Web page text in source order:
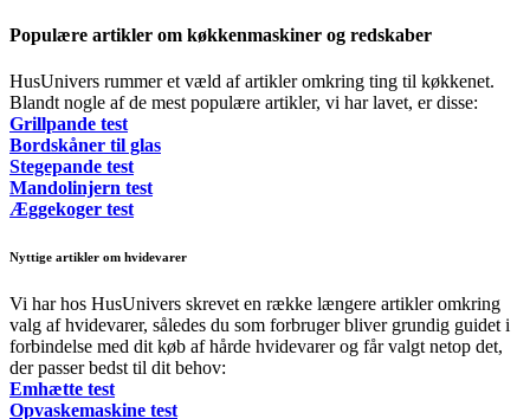
Populære artikler om køkkenmaskiner og redskaber
HusUnivers rummer et væld af artikler omkring ting til køkkenet.
Blandt nogle af de mest populære artikler, vi har lavet, er disse:
Grillpande test
Bordskåner til glas
Stegepande test
Mandolinjern test
Æggekoger test
Nyttige artikler om hvidevarer
Vi har hos HusUnivers skrevet en række længere artikler omkring
valg af hvidevarer, således du som forbruger bliver grundig guidet i
forbindelse med dit køb af hårde hvidevarer og får valgt netop det,
der passer bedst til dit behov:
Emhætte test
Opvaskemaskine test